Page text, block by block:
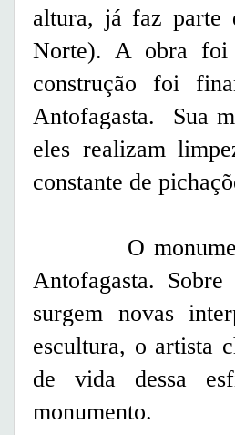
altura, já faz parte
Norte). A obra foi
construção foi
Antofagasta. Sua
eles realizam
constante de
O monumento
Antofagasta.
surgem novas
escultura, o artista
de vida dessa
monumento.